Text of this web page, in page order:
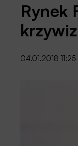
Rynek
04.01.2018 11:25